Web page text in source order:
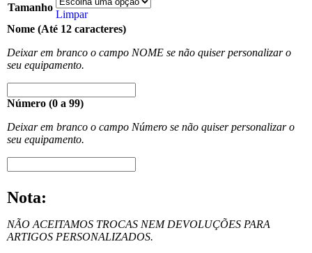
Tamanho
Limpar
Nome (Até 12 caracteres)
Deixar em branco o campo NOME se não quiser personalizar o
seu equipamento.
Número (0 a 99)
Deixar em branco o campo Número se não quiser personalizar o
seu equipamento.
Nota:
NÃO ACEITAMOS TROCAS NEM DEVOLUÇÕES PARA
ARTIGOS PERSONALIZADOS.